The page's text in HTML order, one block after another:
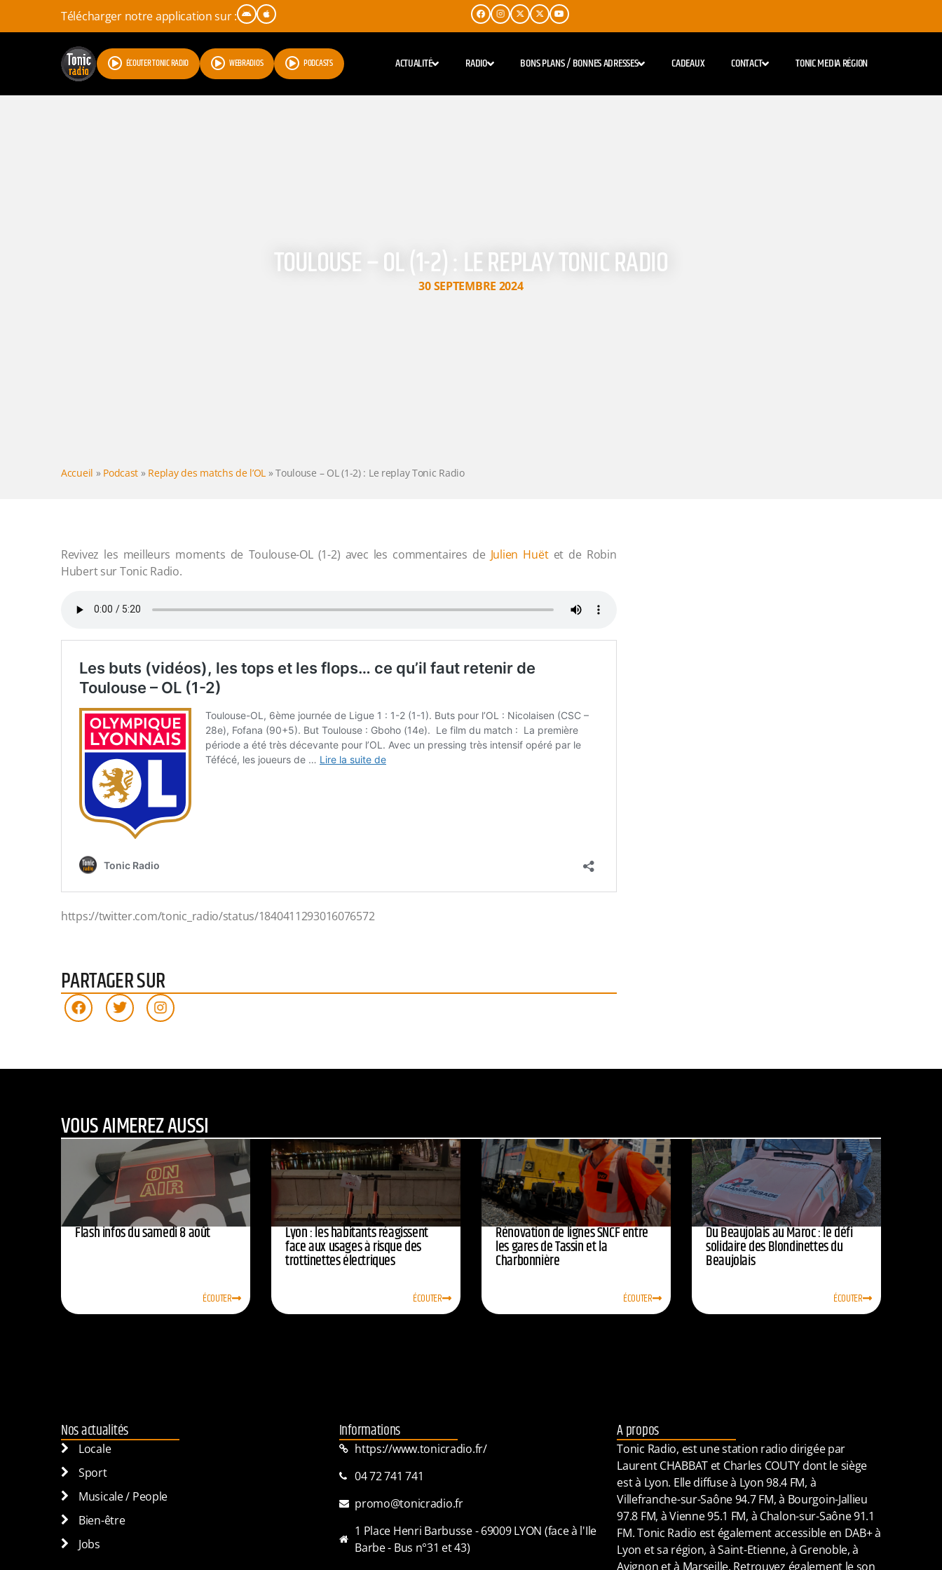
Télécharger notre application sur :
ÉCOUTER TONIC RADIO WEBRADIOS PODCASTS ACTUALITÉ RADIO BONS PLANS / BONNES ADRESSES CADEAUX CONTACT TONIC MEDIA RÉGION
TOULOUSE – OL (1-2) : LE REPLAY TONIC RADIO
30 SEPTEMBRE 2024
Accueil » Podcast » Replay des matchs de l’OL »Toulouse – OL (1-2) : Le replay Tonic Radio
Revivez les meilleurs moments de Toulouse-OL (1-2) avec les commentaires de Julien Huët et de Robin
Hubert sur Tonic Radio.
https://twitter.com/tonic_radio/status/1840411293016076572
PARTAGER SUR
VOUS AIMEREZ AUSSI
Flash infos du samedi 8 août
ÉCOUTER
Lyon : les habitants réagissent
face aux usages à risque des
trottinettes électriques
ÉCOUTER
Rénovation de lignes SNCF entre
les gares de Tassin et la
Charbonnière
ÉCOUTER
Du Beaujolais au Maroc : le défi
solidaire des Blondinettes du
Beaujolais
ÉCOUTER
Nos actualités
Locale
Sport
Musicale / People
Bien-être
Jobs
Informations
https://www.tonicradio.fr/
04 72 741 741
promo@tonicradio.fr
1 Place Henri Barbusse - 69009 LYON (face à l'Ile
Barbe - Bus n°31 et 43)
A propos
Tonic Radio, est une station radio dirigée par
Laurent CHABBAT et Charles COUTY dont le siège
est à Lyon. Elle diffuse à Lyon 98.4 FM, à
Villefranche-sur-Saône 94.7 FM, à Bourgoin-Jallieu
97.8 FM, à Vienne 95.1 FM, à Chalon-sur-Saône 91.1
FM. Tonic Radio est également accessible en DAB+ à
Lyon et sa région, à Saint-Etienne, à Grenoble, à
Avignon et à Marseille. Retrouvez également le son